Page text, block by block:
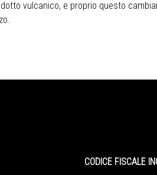
vulcanico, e proprio questo
CODICE FISCALE